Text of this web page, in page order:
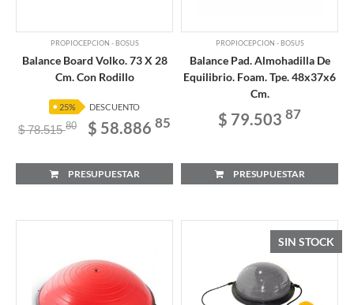
PROPIOCEPCION - BOSUS
Balance Board Volko. 73 X 28
Cm. Con Rodillo
25% DESCUENTO
$ 78.51580 $ 58.886 85
PRESUPUESTAR
PROPIOCEPCION - BOSUS
Balance Pad. Almohadilla De
Equilibrio. Foam. Tpe. 48x37x6
Cm.
$ 79.503 87
PRESUPUESTAR
SIN STOCK